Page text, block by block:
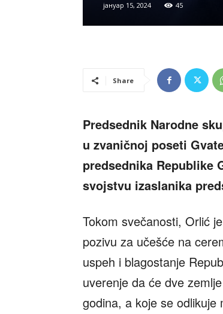
јануар 15, 2024 45
Share
Predsednik Narodne
u zvaničnoj poseti
predsednika Republike
svojstvu izaslanika
Tokom svečanosti, Orlić
pozivu za učešće na
uspeh i blagostanje
uverenje da će dve
godina, a koje se